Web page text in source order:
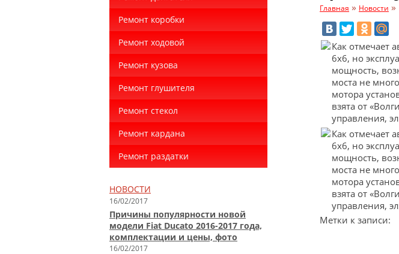
Ремонт коробки
Ремонт ходовой
Ремонт кузова
Ремонт глушителя
Ремонт стекол
Ремонт кардана
Ремонт раздатки
НОВОСТИ
16/02/2017
Причины популярности новой
модели Fiat Ducato 2016-2017 года,
комплектации и цены, фото
16/02/2017
Главная » Новости »
Как отмечает
6х6, но
мощность,
моста не
мотора
взята от
управления,
Как отмечает
6х6, но
мощность,
моста не
мотора
взята от
управления,
Метки к записи: